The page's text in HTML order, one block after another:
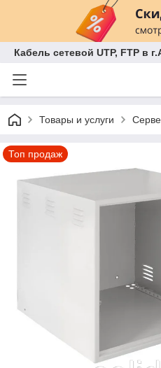
Кабель сетевой UTP, FTP в
Товары и услуги
Топ продаж